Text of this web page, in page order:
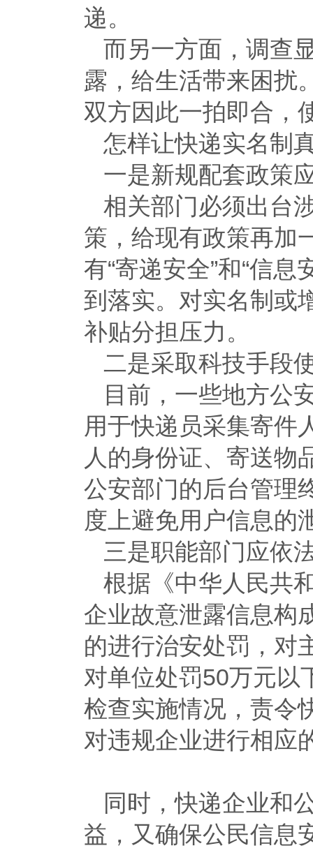
递。
而另一方面，调查
露，给生活带来困扰
双方因此一拍即合，
怎样让快递实名制
一是新规配套政策
相关部门必须出台
策，给现有政策再加
有“寄递安全”和“信
到落实。对实名制或
补贴分担压力。
二是采取科技手段
目前，一些地方公
用于快递员采集寄件
人的身份证、寄送物
公安部门的后台管理
度上避免用户信息的
三是职能部门应依
根据《中华人民共
企业故意泄露信息构
的进行治安处罚，对
对单位处罚50万元以
检查实施情况，责令
对违规企业进行相应
同时，快递企业和
益，又确保公民信息